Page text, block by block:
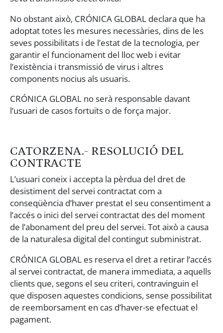
No obstant això, CRÓNICA GLOBAL declara que ha
adoptat totes les mesures necessàries, dins de les
seves possibilitats i de l’estat de la tecnologia, per
garantir el funcionament del lloc web i evitar
l’existència i transmissió de virus i altres
components nocius als usuaris.
CRÓNICA GLOBAL no serà responsable davant
l’usuari de casos fortuïts o de força major.
CATORZENA.- RESOLUCIÓ DEL
CONTRACTE
L’usuari coneix i accepta la pèrdua del dret de
desistiment del servei contractat com a
conseqüència d’haver prestat el seu consentiment a
l’accés o inici del servei contractat des del moment
de l’abonament del preu del servei. Tot això a causa
de la naturalesa digital del contingut subministrat.
CRÓNICA GLOBAL es reserva el dret a retirar l’accés
al servei contractat, de manera immediata, a aquells
clients que, segons el seu criteri, contravinguin el
que disposen aquestes condicions, sense possibilitat
de reemborsament en cas d’haver-se efectuat el
pagament.